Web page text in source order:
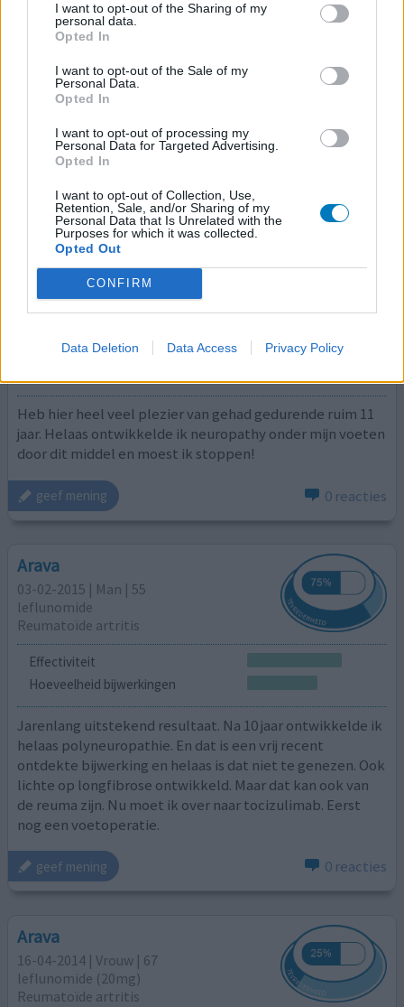
I want to opt-out of the Sharing of my
personal data.
Opted In
I want to opt-out of the Sale of my
Personal Data.
Opted In
I want to opt-out of processing my
Personal Data for Targeted Advertising.
Opted In
I want to opt-out of Collection, Use,
Retention, Sale, and/or Sharing of my
Personal Data that Is Unrelated with the
Purposes for which it was collected.
Opted Out
CONFIRM
Data Deletion Data Access Privacy Policy
Hoeveelheid bijwerkingen
Ben RA-patient. Heb enkele jaren Arava van Avensis
gebruikt. Dosering eerst 20mg p/dag en later 10mg. De
apotheker importeert nu Leflunomide van Centrafarm.
de gewrichten).
Arava
01-07-2015 | Man | 55
leflunomide (20mg)
Reumatoïde artritis
Effectiviteit
Heb hier heel veel plezier van gehad gedurende ruim 11
jaar. Helaas ontwikkelde ik neuropathy onder mijn voeten
door dit middel en moest ik stoppen!
geef mening 0 reacties
Arava
03-02-2015 | Man | 55
leflunomide
Reumatoïde artritis
Effectiviteit
Hoeveelheid bijwerkingen
Jarenlang uitstekend resultaat. Na 10 jaar ontwikkelde ik
helaas polyneuropathie. En dat is een vrij recent
ontdekte bijwerking en helaas is dat niet te genezen. Ook
lichte op longfibrose ontwikkeld. Maar dat kan ook van
de reuma zijn. Nu moet ik over naar tocizulimab. Eerst
nog een voetoperatie.
geef mening 0 reacties
Arava
16-04-2014 | Vrouw | 67
leflunomide (20mg)
Reumatoïde artritis